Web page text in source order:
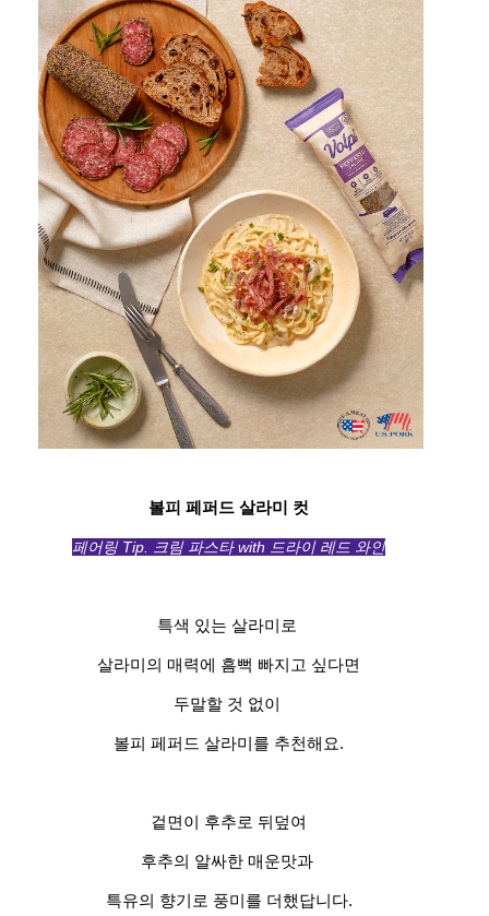
볼피 페퍼드 살라미 컷
페어링 Tip. 크림 파스타 with 드라이 레드 와인
특색 있는 살라미로
살라미의 매력에 흠뻑 빠지고 싶다면
두말할 것 없이
볼피 페퍼드 살라미를 추천해요.
겉면이 후추로 뒤덮여
후추의 알싸한 매운맛과
특유의 향기로 풍미를 더했답니다.